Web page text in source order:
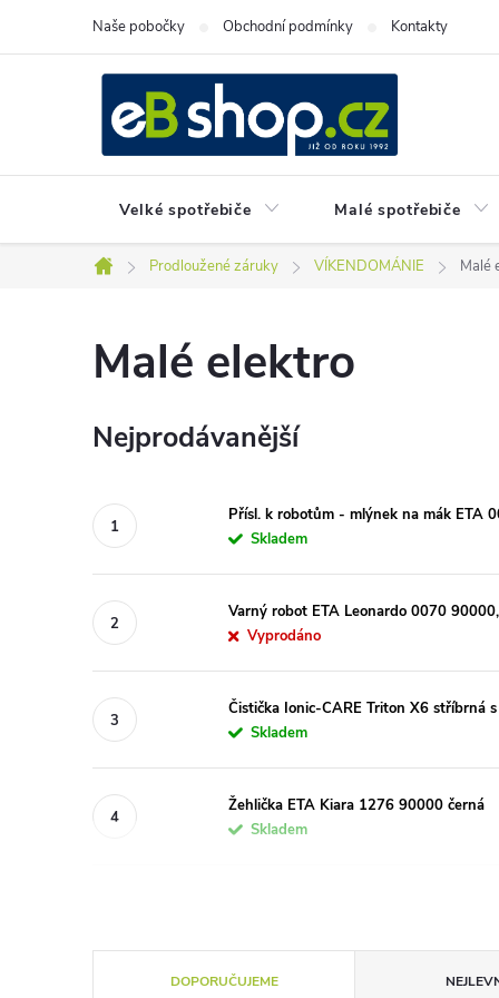
Naše pobočky Obchodní podmínky Kontakty
Velké spotřebiče Malé spotřebiče
Domů
Prodloužené záruky VÍKENDOMÁNIE Malé
Malé elektro
Nejprodávanější
Přísl. k robotům - mlýnek na mák ETA
Skladem
Varný robot ETA Leonardo 0070
Vyprodáno
Čistička Ionic-CARE Triton X6 stříbrná
Skladem
Žehlička ETA Kiara 1276 90000 černá
Skladem
DOPORUČUJEME